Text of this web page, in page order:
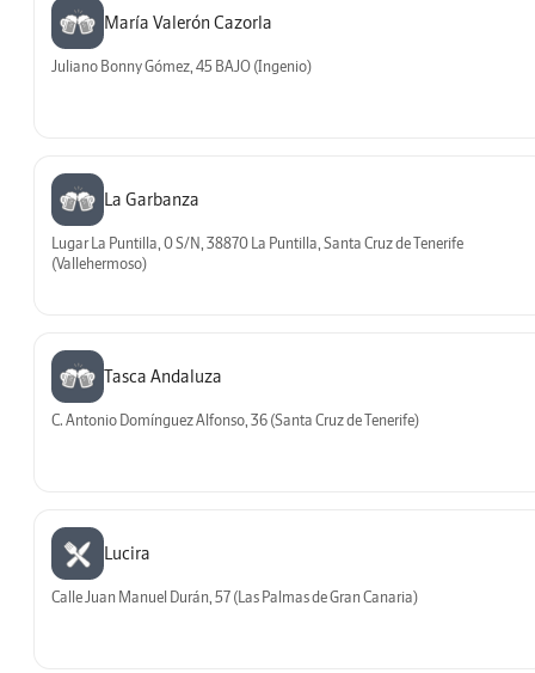
María Valerón Cazorla
Juliano Bonny Gómez, 45 BAJO (Ingenio)
La Garbanza
Lugar La Puntilla, 0 S/N, 38870 La Puntilla, Santa Cruz de Tenerife
(Vallehermoso)
Tasca Andaluza
C. Antonio Domínguez Alfonso, 36 (Santa Cruz de Tenerife)
Lucira
Calle Juan Manuel Durán, 57 (Las Palmas de Gran Canaria)